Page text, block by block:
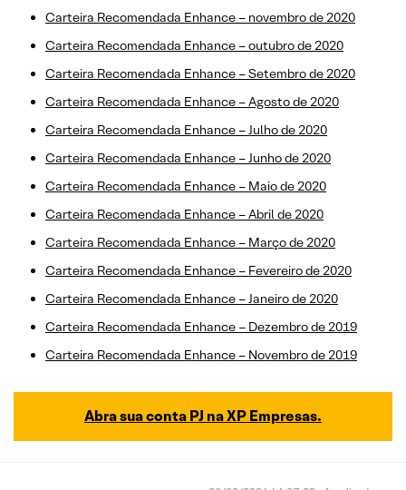
Carteira Recomendada Enhance – novembro de 2020
Carteira Recomendada Enhance – outubro de 2020
Carteira Recomendada Enhance – Setembro de 2020
Carteira Recomendada Enhance – Agosto de 2020
Carteira Recomendada Enhance – Julho de 2020
Carteira Recomendada Enhance – Junho de 2020
Carteira Recomendada Enhance – Maio de 2020
Carteira Recomendada Enhance – Abril de 2020
Carteira Recomendada Enhance – Março de 2020
Carteira Recomendada Enhance – Fevereiro de 2020
Carteira Recomendada Enhance – Janeiro de 2020
Carteira Recomendada Enhance – Dezembro de 2019
Carteira Recomendada Enhance – Novembro de 2019
Abra sua conta PJ na XP Empresas.